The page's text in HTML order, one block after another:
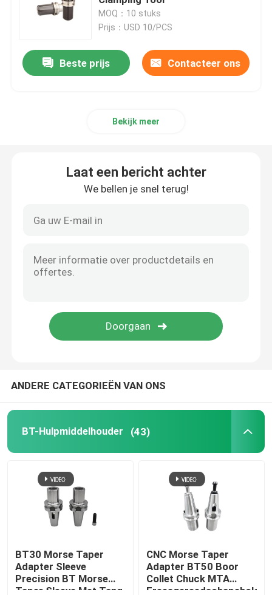
NT-Hulpmiddelhouder
CATE Tool Holder
Moersleutelmoersleutel
CNC Trekkrachtnagel
Draaiend Centrum
Het vastklemmen Noten
MOQ：10 stuks
Prijs：USD 10/PCS
Beste prijs Contacteer ons
Bekijk meer
Laat een bericht achter
We bellen je snel terug!
ANDERE CATEGORIEËN VAN ONS
BT-Hulpmiddelhouder (43)
BT30 Morse Taper
Adapter Sleeve
Precision BT Morse
Taper Sleeve Met Tang
CNC Morse Taper
Adapter BT50 Boor
Collet Chuck MTA